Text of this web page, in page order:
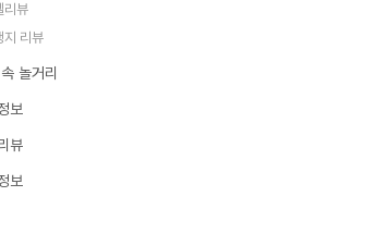
리뷰
지 리뷰
놀거리
보
뷰
보